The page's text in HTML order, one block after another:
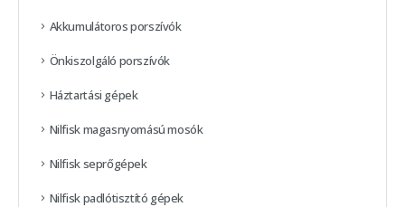
Akkumulátoros porszívók
Önkiszolgáló porszívók
Háztartási gépek
Nilfisk magasnyomású mosók
Nilfisk seprőgépek
Nilfisk padlótisztító gépek